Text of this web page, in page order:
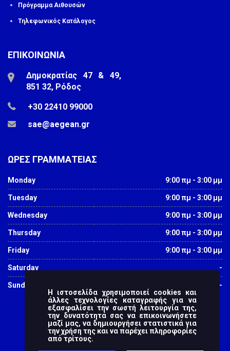
Πρόγραμμα Αιθουσών
Τηλεφωνικός Κατάλογος
ΕΠΙΚΟΙΝΩΝΙΑ
Δημοκρατίας 47 & 49,
851 32, Ρόδος
+30 22410 99000
sae@aegean.gr
ΩΡΕΣ ΓΡΑΜΜΑΤΕΙΑΣ
Monday 9:00 πμ - 3:00 μμ
Tuesday 9:00 πμ - 3:00 μμ
Wednesday 9:00 πμ - 3:00 μμ
Thursday 9:00 πμ - 3:00 μμ
Friday 9:00 πμ - 3:00 μμ
Saturday -
Sunday
-
Η ιστοσελίδα χρησιμοποιεί cookies και
άλλες τεχνολογίες καταγραφής για να
εξασφαλίσει την σωστή λειτουργία της,
την δυνατότητά σας να επικοινωνήσετε
μαζί μας, να δημιουργήσει στατιστικά για
την χρήση της και να παρέχει πληροφορίες
από τρίτους.